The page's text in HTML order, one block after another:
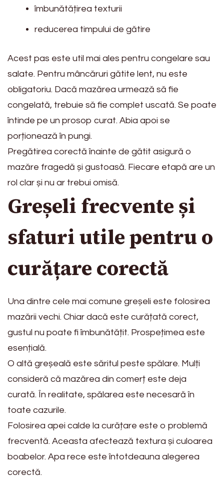
îmbunătățirea texturii
reducerea timpului de gătire
Acest pas este util mai ales pentru congelare sau
salate. Pentru mâncăruri gătite lent, nu este
obligatoriu. Dacă mazărea urmează să fie
congelată, trebuie să fie complet uscată. Se poate
întinde pe un prosop curat. Abia apoi se
porționează în pungi.
Pregătirea corectă înainte de gătit asigură o
mazăre fragedă și gustoasă. Fiecare etapă are un
rol clar și nu ar trebui omisă.
Greșeli frecvente și
sfaturi utile pentru o
curățare corectă
Una dintre cele mai comune greșeli este folosirea
mazării vechi. Chiar dacă este curățată corect,
gustul nu poate fi îmbunătățit. Prospețimea este
esențială.
O altă greșeală este săritul peste spălare. Mulți
consideră că mazărea din comerț este deja
curată. În realitate, spălarea este necesară în
toate cazurile.
Folosirea apei calde la curățare este o problemă
frecventă. Aceasta afectează textura și culoarea
boabelor. Apa rece este întotdeauna alegerea
corectă.